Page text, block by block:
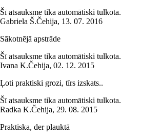
Šī atsauksme tika automātiski tulkota.
Gabriela Š.Čehija, 13. 07. 2016
Sākotnējā apstrāde
Šī atsauksme tika automātiski tulkota.
Ivana K.Čehija, 02. 12. 2015
Ļoti praktiski grozi, tīrs izskats..
Šī atsauksme tika automātiski tulkota.
Radka K.Čehija, 29. 08. 2015
Praktiska, der plauktā